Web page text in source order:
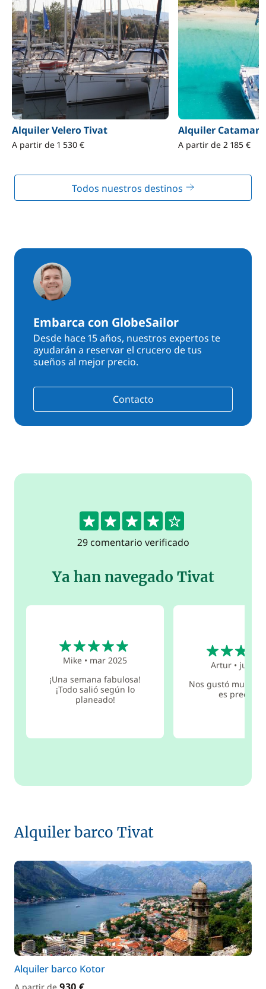
Alquiler Velero Tivat
A partir de 1 530 €
Alquiler
A partir de 2 185 €
Todos nuestros destinos
Embarca con GlobeSailor
Desde hace 15 años, nuestros expertos te
ayudarán a reservar el crucero de tus
sueños al mejor precio.
Contacto
4.2
29 comentario verificado
Ya han navegado Tivat
Mike • mar 2025
¡Una semana fabulosa!
¡Todo salió según lo
planeado!
Artur • jun
Nos gustó mucho.
es precioso.
Alquiler barco Tivat
Alquiler barco Kotor